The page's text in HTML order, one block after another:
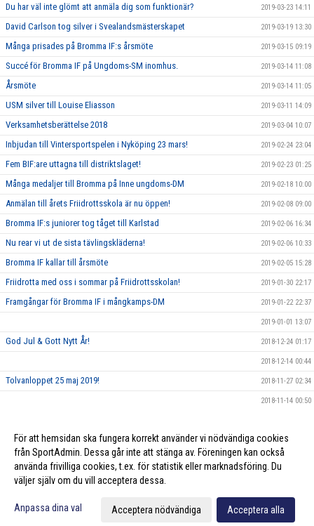
Du har väl inte glömt att anmäla dig som funktionär? 2019-03-23 14:11
David Carlson tog silver i Svealandsmästerskapet 2019-03-19 13:30
Många prisades på Bromma IF:s årsmöte 2019-03-15 09:19
Succé för Bromma IF på Ungdoms-SM inomhus. 2019-03-14 11:08
Årsmöte 2019-03-14 11:05
USM silver till Louise Eliasson 2019-03-11 14:09
Verksamhetsberättelse 2018 2019-03-04 10:07
Inbjudan till Vintersportspelen i Nyköping 23 mars! 2019-02-24 23:04
Fem BIF:are uttagna till distriktslaget! 2019-02-23 01:25
Många medaljer till Bromma på Inne ungdoms-DM 2019-02-18 10:00
Anmälan till årets Friidrottsskola är nu öppen! 2019-02-08 09:00
Bromma IF:s juniorer tog tåget till Karlstad 2019-02-06 16:34
Nu rear vi ut de sista tävlingskläderna! 2019-02-06 10:33
Bromma IF kallar till årsmöte 2019-02-05 15:28
Friidrotta med oss i sommar på Friidrottsskolan! 2019-01-30 22:17
Framgångar för Bromma IF i mångkamps-DM 2019-01-22 22:37
2019-01-01 13:07
God Jul & Gott Nytt År! 2018-12-24 01:17
2018-12-14 00:44
Tolvanloppet 25 maj 2019! 2018-11-27 02:34
2018-11-14 00:50
Fyra Distriktsmästare för Bromma IF på IUDM 2018 2018-02-28 13:37
För att hemsidan ska fungera korrekt använder vi nödvändiga cookies
från SportAdmin. Dessa går inte att stänga av. Föreningen kan också
använda frivilliga cookies, t.ex. för statistik eller marknadsföring. Du
väljer själv om du vill acceptera dessa.
Anpassa dina val Acceptera nödvändiga Acceptera alla